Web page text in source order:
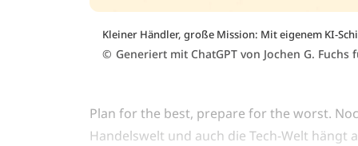
Kleiner Händler, große Mission: Mit eigenem KI-
© Generiert mit ChatGPT von Jochen G. Fuchs
Plan for the best, prepare for the worst.
Handelswelt und auch die Tech-Welt hängt